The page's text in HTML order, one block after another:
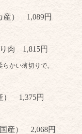
産） 1,089円
肉 1,815円
かい薄切りで。
） 1,375円
産） 2,068円